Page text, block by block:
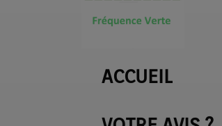
ACCUEIL